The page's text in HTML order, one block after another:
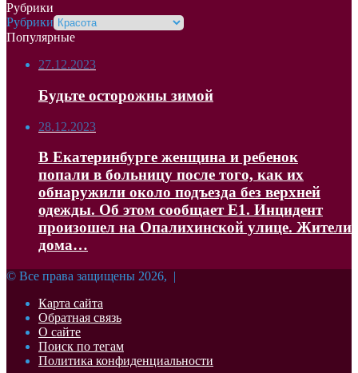
Рубрики
Рубрики
Популярные
27.12.2023
Будьте осторожны зимой
28.12.2023
В Екатеринбурге женщина и ребенок
попали в больницу после того, как их
обнаружили около подъезда без верхней
одежды. Об этом сообщает Е1. Инцидент
произошел на Опалихинской улице. Жители
дома…
© Все права защищены 2026, |
Карта сайта
Обратная связь
О сайте
Поиск по тегам
Политика конфиденциальности